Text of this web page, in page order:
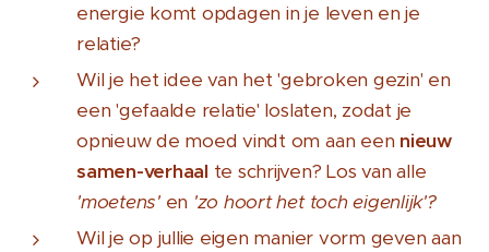
energie komt opdagen in je leven en je
relatie?
Wil je het idee van het 'gebroken gezin' en
een 'gefaalde relatie' loslaten, zodat je
opnieuw de moed vindt om aan een nieuw
samen-verhaal te schrijven? Los van alle
'moetens'en 'zo hoort het toch eigenlijk'?
Wil je op jullie eigen manier vorm geven aan